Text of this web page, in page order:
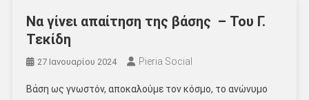
Να γίνει απαίτηση της βάσης – Του Γ.
Τεκίδη
27 Ιανουαρίου 2024 Pieria Social
Βάση ως γνωστόν, αποκαλούμε τον κόσμο, το ανώνυμο